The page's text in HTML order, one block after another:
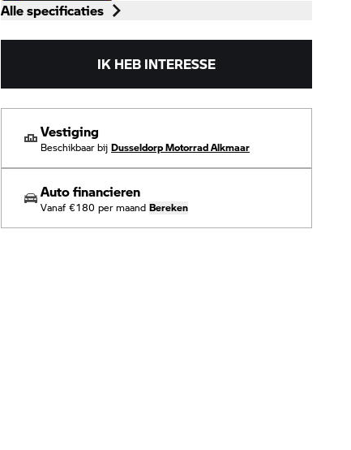
Alle specificaties
IK HEB INTERESSE
Vestiging
Beschikbaar bij Dusseldorp Motorrad Alkmaar
Auto financieren
Vanaf €180 per maand Bereken